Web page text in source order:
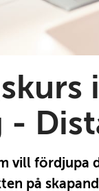
vill
på